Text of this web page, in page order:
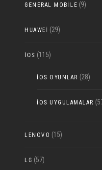
GENERAL MOBILE (9)
HUAWEI (29)
IOS (115)
IOS OYUNLAR (28)
IOS UYGULAMALAR
LENOVO (15)
LG (57)